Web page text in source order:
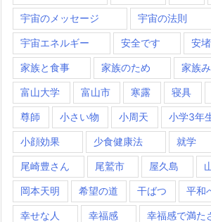
宇宙のメッセージ 宇宙の法則
宇宙エネルギー 安全です 安
家族と食事 家族のため 家族
富山大学 富山市 寒露 寝具
尊師 小さい物 小周天 小学3年
小顔効果 少食健康法 就学
尾崎豊さん 尾鷲市 屋久島
岡本天明 希望の道 干ばつ 平和
幸せな人 幸福感 幸福感で満た